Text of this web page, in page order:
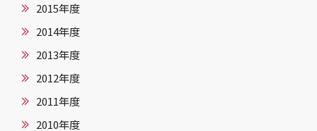
2015年度
2014年度
2013年度
2012年度
2011年度
2010年度